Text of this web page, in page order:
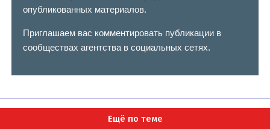
опубликованных материалов.
Приглашаем вас комментировать публикации в
сообществах агентства в социальных сетях.
Ещё по теме